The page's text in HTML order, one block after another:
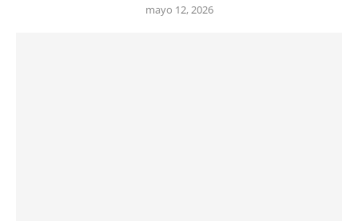
mayo 12, 2026